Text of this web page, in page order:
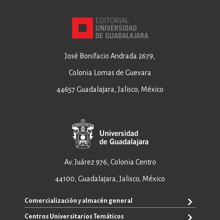
José Bonifacio Andrada 2679,
Colonia Lomas de Guevara
44657 Guadalajara, Jalisco, México
Av. Juárez 976, Colonia Centro
44100, Guadalajara, Jalisco, México
Comercialización y almacén general
Centros Universitarios Temáticos